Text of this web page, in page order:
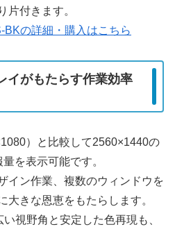
片付きます。
の詳細・購入はこちら
イがもたらす作業効率
）と比較して2560×1440の
を表示可能です。
イン作業、複数のウィンドウを
大きな恩恵をもたらします。
視野角と安定した色再現も、